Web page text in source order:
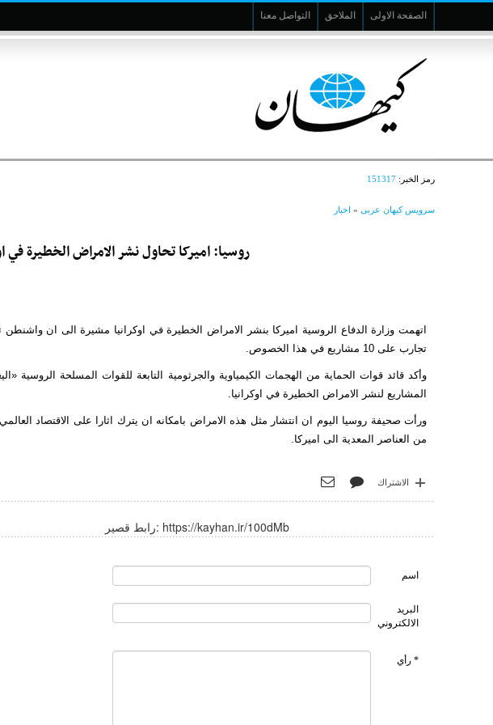
الصفحة الاولى الملاحق التواصل معنا
رمز الخبر: 151317
سرویس کیهان عربی » اخبار
روسیا: اميرکا تحاول نشر الامراض الخطيرة في
اتهمت وزارة الدفاع الروسیة اميرکا بنشر الامراض الخطيرة في اوكرانيا مشيرة الى ان
تجارب على 10 مشاريع في هذا الخصوص.
وأكد قائد قوات الحماية من الهجمات الكيمياوية والجرثومية التابعة للقوات المسلحة الروسية
المشاريع لنشر الامراض الخطيرة في اوكرانيا.
ورأت صحيفة روسيا اليوم ان انتشار مثل هذه الامراض بامكانه ان يترك اثارا على الاقتصاد
من العناصر المعدية الى اميركا.
الاشتراك
رابط قصير: https://kayhan.ir/100dMb
اسم
البريد
الالكتروني
* رأي